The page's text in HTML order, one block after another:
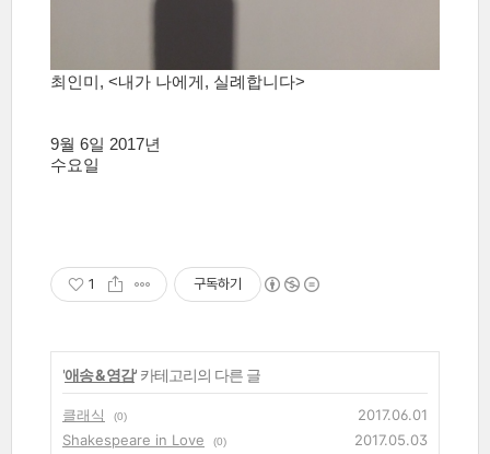
최인미, <내가 나에게, 실례합니다>
9월 6일 2017년
수요일
1 구독하기
'애송 & 영감' 카테고리의 다른 글
클래식 (0)
2017.06.01
Shakespeare in Love
(0) 2017.05.03